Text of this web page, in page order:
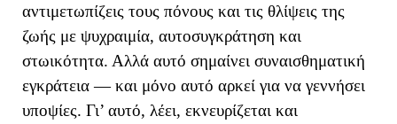
αντιμετωπίζεις τους πόνους και τις θλίψεις της
ζωής με ψυχραιμία, αυτοσυγκράτηση και
στωικότητα. Αλλά αυτό σημαίνει συναισθηματική
εγκράτεια — και μόνο αυτό αρκεί για να γεννήσει
υποψίες. Γι’ αυτό, λέει, εκνευρίζεται και